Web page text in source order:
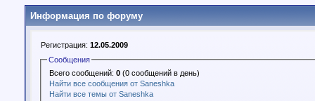
Информация по форуму
Регистрация: 12.05.2009
Сообщения
Всего сообщений:0 (0 сообщений в день)
Найти все сообщения от Saneshka
Найти все темы от Saneshka